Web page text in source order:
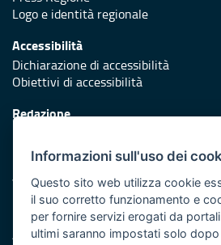
Logo e identità regionale
Accessibilità
Dichiarazione di accessibilità
Obiettivi di accessibilità
Redazione
Protezione civile
Vai al sito di Protezione Civile Puglia
Iniziativa finanziata con risorse del
Asse XI
Informazioni sull'uso dei
Questo sito web utilizza cookie
il suo corretto funzionamento e
per fornire servizi erogati da
ultimi saranno impostati solo